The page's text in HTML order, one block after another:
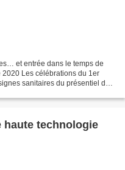
et entrée dans le temps de
2020 Les célébrations du 1er
sanitaires du présentiel de
haute technologie